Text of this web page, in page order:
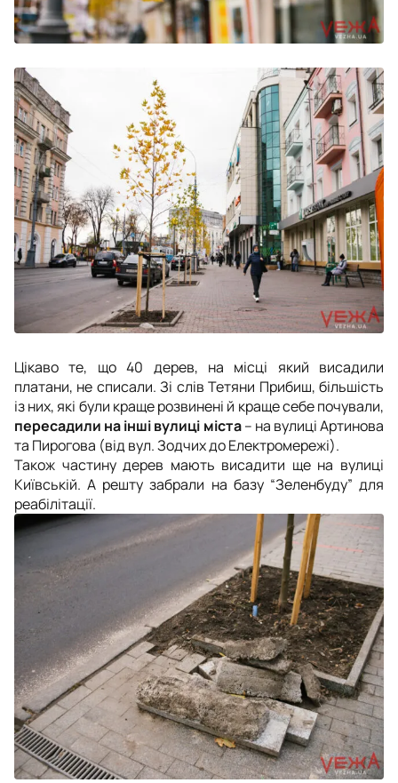
Цікаво те, що 40 дерев, на місці який висадили
платани, не списали. Зі слів Тетяни Прибиш, більшість
із них, які були краще розвинені й краще себе почували,
пересадили на інші вулиці міста – на вулиці Артинова
та Пирогова (від вул. Зодчих до Електромережі).
Також частину дерев мають висадити ще на вулиці
Київській. А решту забрали на базу “Зеленбуду” для
реабілітації.